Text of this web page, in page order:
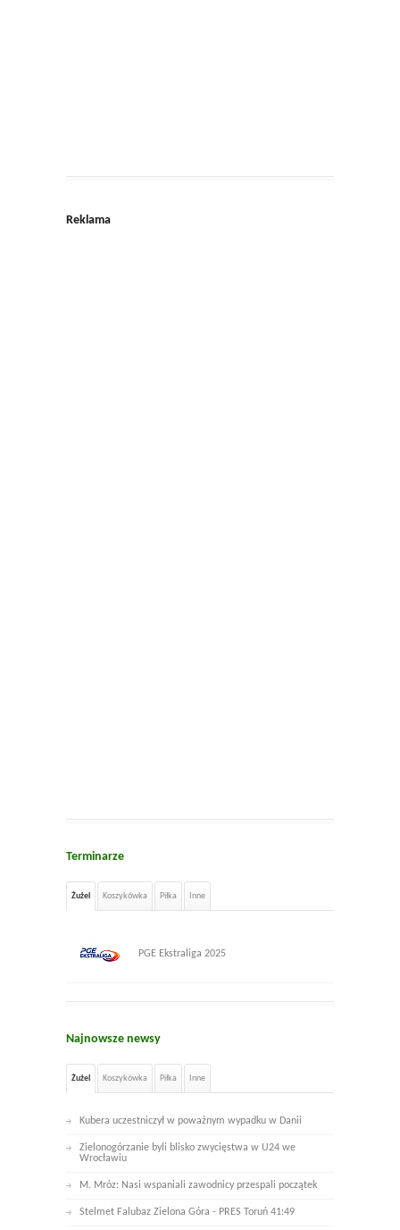
Reklama
Terminarze
Żużel Koszykówka Piłka Inne
PGE Ekstraliga 2025
Najnowsze newsy
Żużel Koszykówka Piłka Inne
Kubera uczestniczył w poważnym wypadku w Danii
Zielonogórzanie byli blisko zwycięstwa w U24 we
Wrocławiu
M. Mróz: Nasi wspaniali zawodnicy przespali początek
Stelmet Falubaz Zielona Góra - PRES Toruń 41:49